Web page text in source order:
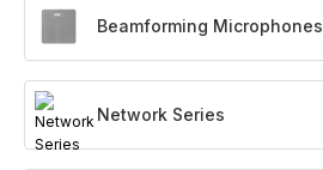
Beamforming Microphones
Network Series